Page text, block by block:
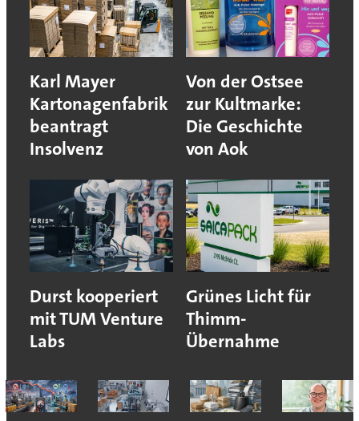
Karl Mayer
Kartonagenfabrik
beantragt
Insolvenz
Von der Ostsee
zur Kultmarke:
Die Geschichte
von Aok
Durst kooperiert
mit TUM Venture
Labs
Grünes Licht für
Thimm-
Übernahme